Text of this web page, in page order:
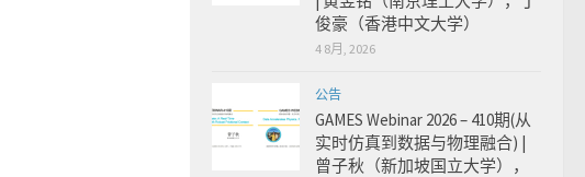
俊豪（香港中文大学）
4 8月, 2026
公告
GAMES Webinar 2026 – 410期(从
实时仿真到数据与物理融合) |
曾子秋（新加坡国立大学），